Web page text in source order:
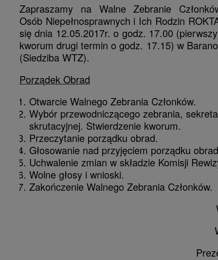
Zapraszamy na Walne Zebranie
Osób Niepełnosprawnych i Ich Rodzin
się dnia 12.05.2017r. o godz. 17.00
kworum drugi termin o godz. 17.15) w
(Siedziba WTZ).
Porządek Obrad
Otwarcie Walnego Zebrania Członków.
Wybór przewodniczącego zebrania,
skrutacyjnej. Stwierdzenie kworum.
Przeczytanie porządku obrad.
Głosowanie nad przyjęciem porządku
Uchwalenie zmian w składzie Komisji
Wolne głosy i wnioski.
Zakończenie Walnego Zebrania Członków.